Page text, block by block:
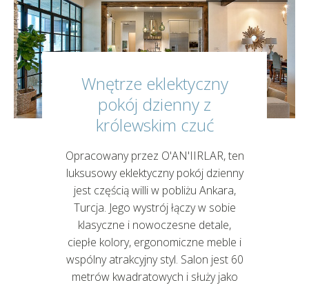
Wnętrze eklektyczny
pokój dzienny z
królewskim czuć
Opracowany przez O'AN'IIRLAR, ten
luksusowy eklektyczny pokój dzienny
jest częścią willi w pobliżu Ankara,
Turcja. Jego wystrój łączy w sobie
klasyczne i nowoczesne detale,
ciepłe kolory, ergonomiczne meble i
wspólny atrakcyjny styl. Salon jest 60
metrów kwadratowych i służy jako